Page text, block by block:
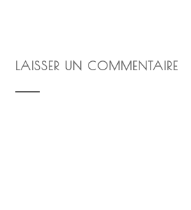
LAISSER UN COMMENTAIRE